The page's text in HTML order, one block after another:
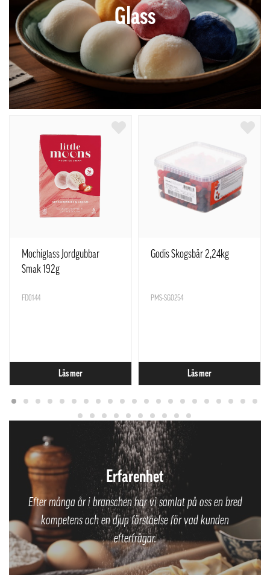
Glass
Mochiglass Jordgubbar
Smak 192g
FD0144
Läs mer
Godis Skogsbär 2,24kg
PMS-SG0254
Läs mer
Erfarenhet
Efter många år i branschen har vi samlat på oss en bred
kompetens och en djup förståelse för vad kunden
efterfrågar.